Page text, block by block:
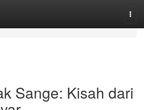
Sange: Kisah dari